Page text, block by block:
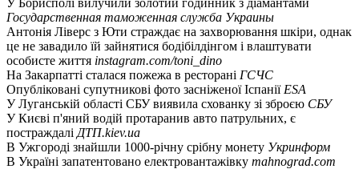
Государственная таможенная служба Украины
Антонія Ліверс з Юти страждає на захворювання шкіри, однак
це не завадило їй зайнятися бодібілдінгом і влаштувати
особисте життя instagram.com/toni_dino
На Закарпатті сталася пожежа в ресторані ГСЧС
Опубліковані супутникові фото засніженої Іспанії ESA
У Луганській області СБУ виявила схованку зі зброєю СБУ
У Києві п'яний водій протаранив авто патрульних, є
постраждалі ДТП.kiev.ua
В Ужгороді знайшли 1000-річну срібну монету Укринформ
В Україні запатентовано електровантажівку mahnograd.com